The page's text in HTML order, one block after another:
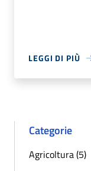
LEGGI DI PIÙ
Categorie
Agricoltura (5)